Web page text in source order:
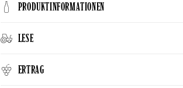
PRODUKTINFORMATIONEN
LESE
ERTRAG